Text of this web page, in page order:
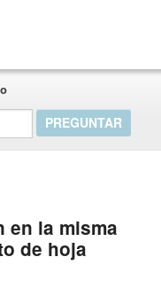
en la misma
de hoja